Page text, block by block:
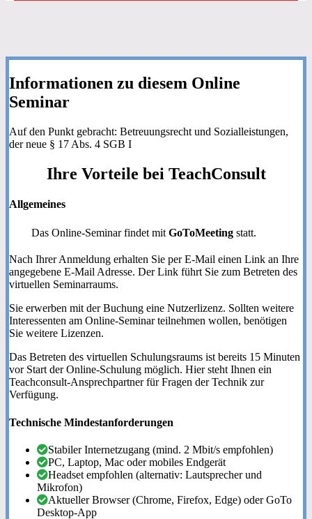
Informationen zu diesem Online
Seminar
Auf den Punkt gebracht: Betreuungsrecht und Sozialleistungen,
der neue § 17 Abs. 4 SGB I
Ihre Vorteile bei TeachConsult
Allgemeines
Das Online-Seminar findet mit GoToMeeting statt.
Nach Ihrer Anmeldung erhalten Sie per E-Mail einen Link an Ihre
angegebene E-Mail Adresse. Der Link führt Sie zum Betreten des
virtuellen Seminarraums.
Sie erwerben mit der Buchung eine Nutzerlizenz. Sollten weitere
Interessenten am Online-Seminar teilnehmen wollen, benötigen
Sie weitere Lizenzen.
Das Betreten des virtuellen Schulungsraums ist bereits 15 Minuten
vor Start der Online-Schulung möglich. Hier steht Ihnen ein
Teachconsult-Ansprechpartner für Fragen der Technik zur
Verfügung.
Technische Mindestanforderungen
Stabiler Internetzugang (mind. 2 Mbit/s empfohlen)
PC, Laptop, Mac oder mobiles Endgerät
Headset empfohlen (alternativ: Lautsprecher und
Mikrofon)
Aktueller Browser (Chrome, Firefox, Edge) oder GoTo
Desktop-App